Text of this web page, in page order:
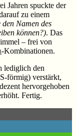
Jahren spuckte der
zu einem
Namen des
können?). Das
– frei von
-Kombinationen.
lediglich den
förmig) verstärkt,
hervorgehoben
Fertig.